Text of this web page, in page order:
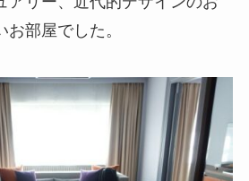
部屋でした。